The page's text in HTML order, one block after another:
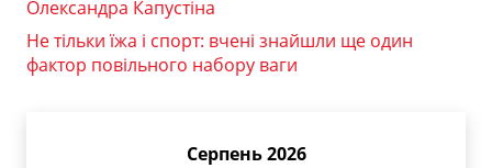
Олександра Капустіна
Не тільки їжа і спорт: вчені знайшли ще один
фактор повільного набору ваги
Серпень 2026